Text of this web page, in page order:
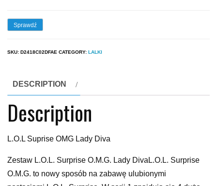
Sprawdź
SKU: D2418C02DFAE CATEGORY: LALKI
DESCRIPTION
Description
L.O.L Suprise OMG Lady Diva
Zestaw L.O.L. Surprise O.M.G. Lady DivaL.O.L. Surprise
O.M.G. to nowy sposób na zabawę ulubionymi